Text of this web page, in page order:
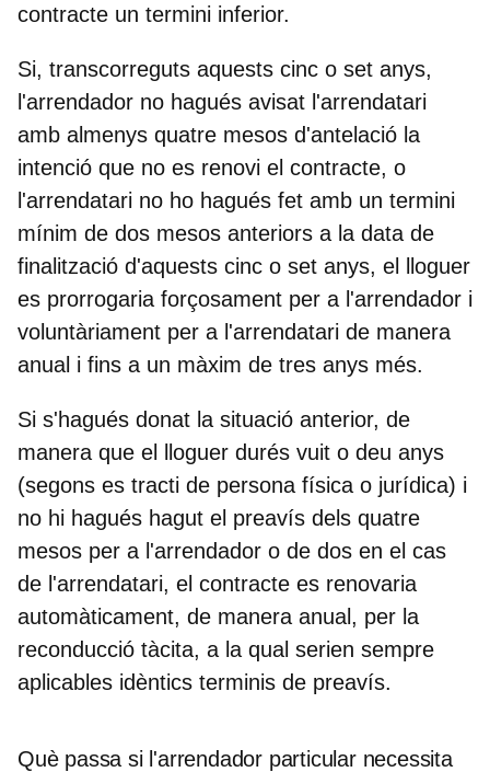
contracte un termini inferior.
Si, transcorreguts aquests cinc o set anys,
l'arrendador no hagués avisat l'arrendatari
amb almenys quatre mesos d'antelació la
intenció que no es renovi el contracte, o
l'arrendatari no ho hagués fet amb un termini
mínim de dos mesos anteriors a la data de
finalització d'aquests cinc o set anys, el lloguer
es prorrogaria forçosament per a l'arrendador i
voluntàriament per a l'arrendatari de manera
anual i fins a un màxim de tres anys més.
Si s'hagués donat la situació anterior, de
manera que el lloguer durés vuit o deu anys
(segons es tracti de persona física o jurídica) i
no hi hagués hagut el preavís dels quatre
mesos per a l'arrendador o de dos en el cas
de l'arrendatari, el contracte es renovaria
automàticament, de manera anual, per la
reconducció tàcita, a la qual serien sempre
aplicables idèntics terminis de preavís.
Què passa si l'arrendador particular necessita